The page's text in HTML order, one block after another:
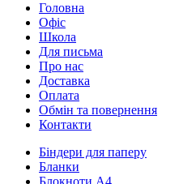
Головна
Офіс
Школа
Для письма
Про нас
Доставка
Оплата
Обмін та повернення
Контакти
Біндери для паперу
Бланки
Блокноти А4